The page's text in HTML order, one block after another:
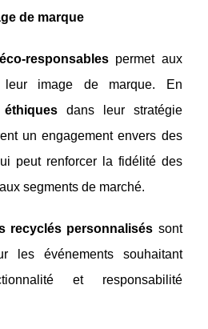
de marque
responsablespermet aux
leur image de marque. En
dans leur stratégie
un engagement envers des
peut renforcer la fidélité des
segments de marché.
recyclés personnalisés sont
les événements souhaitant
et responsabilité